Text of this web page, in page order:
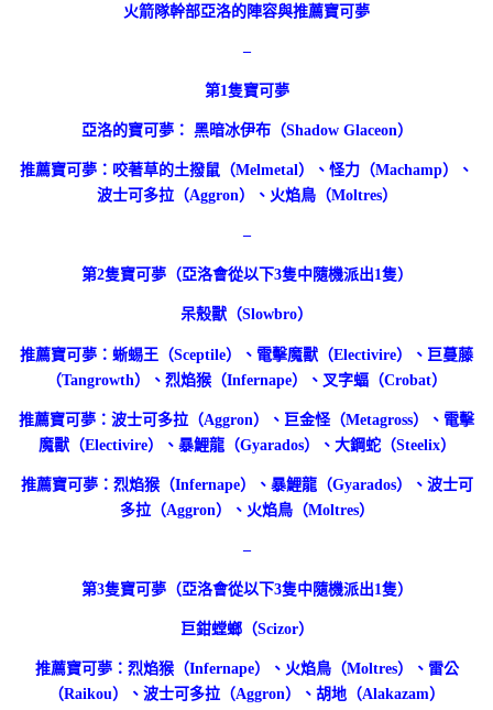
火箭隊幹部亞洛的陣容與推薦寶可夢
–
第1隻寶可夢
亞洛的寶可夢： 黑暗冰伊布（Shadow Glaceon）
推薦寶可夢：咬著草的土撥鼠（Melmetal）、怪力（Machamp）、
波士可多拉（Aggron）、火焰鳥（Moltres）
–
第2隻寶可夢（亞洛會從以下3隻中隨機派出1隻）
呆殼獸（Slowbro）
推薦寶可夢：蜥蜴王（Sceptile）、電擊魔獸（Electivire）、巨蔓藤
（Tangrowth）、烈焰猴（Infernape）、叉字蝠（Crobat）
推薦寶可夢：波士可多拉（Aggron）、巨金怪（Metagross）、電擊
魔獸（Electivire）、暴鯉龍（Gyarados）、大鋼蛇（Steelix）
推薦寶可夢：烈焰猴（Infernape）、暴鯉龍（Gyarados）、波士可
多拉（Aggron）、火焰鳥（Moltres）
–
第3隻寶可夢（亞洛會從以下3隻中隨機派出1隻）
巨鉗螳螂（Scizor）
推薦寶可夢：烈焰猴（Infernape）、火焰鳥（Moltres）、雷公
（Raikou）、波士可多拉（Aggron）、胡地（Alakazam）